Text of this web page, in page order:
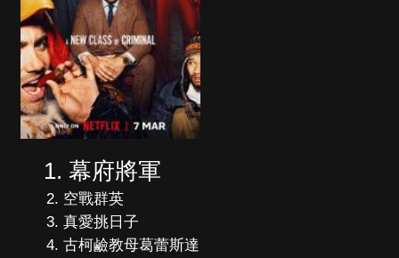
幕府將軍
空戰群英
真愛挑日子
古柯鹼教母葛蕾斯達